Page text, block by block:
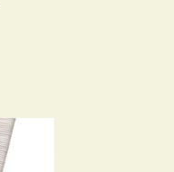
ポート
の方